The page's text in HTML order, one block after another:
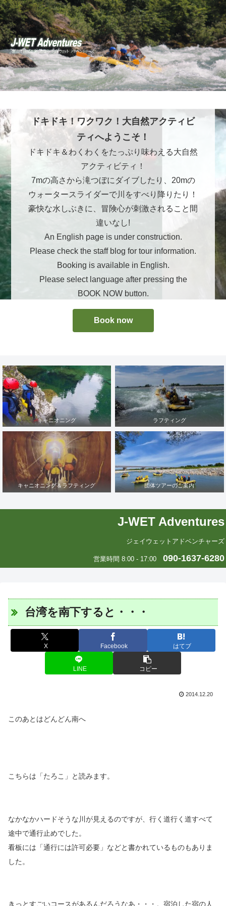
ドキドキ！ワクワク！大自然アクティビ
ティへようこそ！
ドキドキ＆わくわくをたっぷり味わえる大自然
アクティビティ！
7mの高さから滝つぼにダイブしたり、20mの
ウォータースライダーで川をすべり降りたり！
豪快な水しぶきに、冒険心が刺激されること間
違いなし!
An English page is under construction.
Please check the staff blog for tour information.
Booking is available in English.
Please select language after pressing the
BOOK NOW button.
Book now
キャニオニング ラフティング
キャニオニング＆ラフティング 団体ツアーのご案内
J-WET Adventures
ジェイウェットアドベンチャーズ
営業時間 8:00 - 17:00 090-1637-6280
台湾を南下すると・・・
X Facebook はてブ
LINE コピー
2014.12.20
このあとはどんどん南へ
こちらは「たろこ」と読みます。
なかなかハードそうな川が見えるのですが、行く道行く道すべて
途中で通行止めでした。
看板には「通行には許可必要」などと書かれているものもありま
した。
きっとすごいコースがあるんだろうなあ・・・。宿泊した宿の人